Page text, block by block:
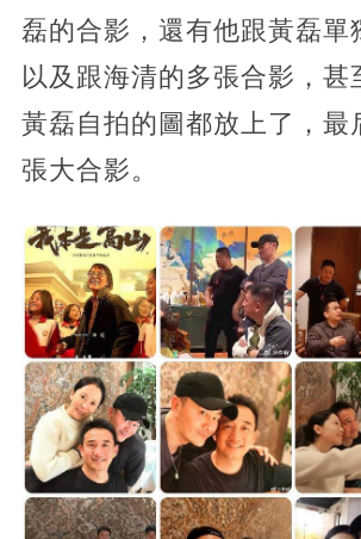
磊的合影，還有他跟黃磊單
以及跟海清的多張合影，甚
黃磊自拍的圖都放上了，最
張大合影。